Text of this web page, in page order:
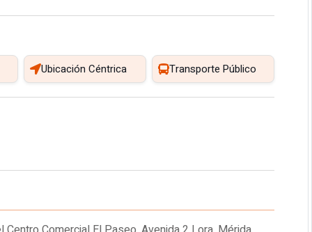
Ubicación Céntrica Transporte Público